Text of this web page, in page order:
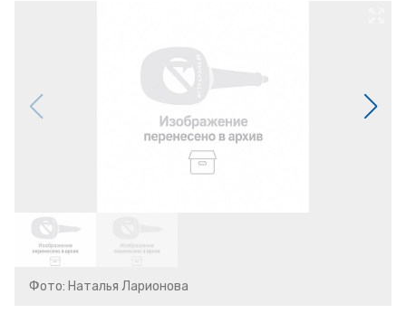
Фото: Наталья Ларионова